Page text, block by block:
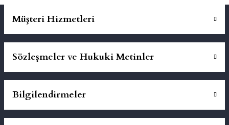
Müşteri Hizmetleri
Sözleşmeler ve Hukuki Metinler
Bilgilendirmeler